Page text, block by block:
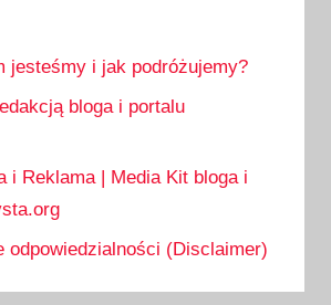
jesteśmy i jak podróżujemy?
bloga i portalu
i Reklama | Media Kit bloga i
odpowiedzialności (Disclaimer)